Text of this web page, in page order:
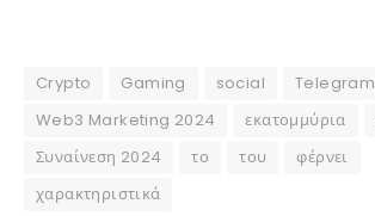
Crypto Gaming social
Telegram
Web3 Marketing 2024
εκατομμύρια
Συναίνεση 2024
το του
φέρνει
χαρακτηριστικά